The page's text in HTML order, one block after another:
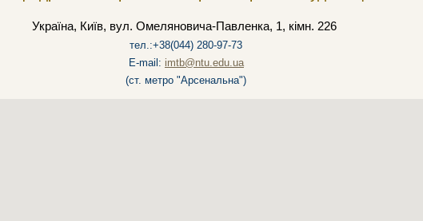
Україна, Київ, вул. Омеляновича-Павленка, 1, кімн. 226
тел.:+38(044) 280-97-73
E-mail: imtb@ntu.edu.ua
(ст. метро "Арсенальна")